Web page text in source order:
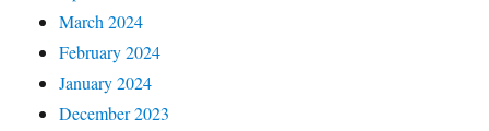
March 2024
February 2024
January 2024
December 2023